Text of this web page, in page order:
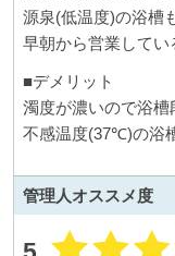
源泉(低温度)の浴槽
早朝から営業してい
■デメリット
濁度が濃いので浴
不感温度(37℃)の浴
管理人オススメ度